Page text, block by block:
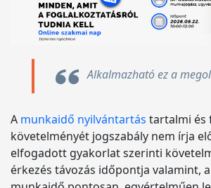
Alkalmazható ez a
A munkaidő nyilvántartás tartalmi és
követelményét jogszabály nem írja
elfogadott gyakorlat szerinti
érkezés távozás időpontja valamint,